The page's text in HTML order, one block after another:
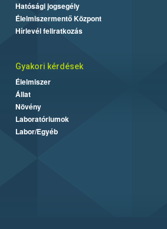
Hatósági jogsegély
Élelmiszermentő Központ
Hírlevél feliratkozás
Gyakori kérdések
Élelmiszer
Állat
Növény
Laboratóriumok
Labor/Egyéb